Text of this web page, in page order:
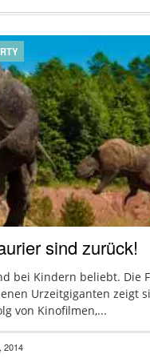
sind zurück!
bei Kindern beliebt. Die
Urzeitgiganten zeigt
von Kinofilmen,...
2014